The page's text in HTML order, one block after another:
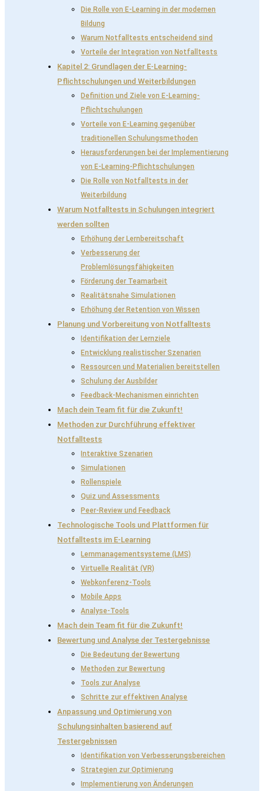
Die Rolle von E-Learning in der modernen
Bildung
Warum Notfalltests entscheidend sind
Vorteile der Integration von Notfalltests
Kapitel 2: Grundlagen der E-Learning-
Pflichtschulungen und Weiterbildungen
Definition und Ziele von E-Learning-
Pflichtschulungen
Vorteile von E-Learning gegenüber
traditionellen Schulungsmethoden
Herausforderungen bei der Implementierung
von E-Learning-Pflichtschulungen
Die Rolle von Notfalltests in der
Weiterbildung
Warum Notfalltests in Schulungen integriert
werden sollten
Erhöhung der Lernbereitschaft
Verbesserung der
Problemlösungsfähigkeiten
Förderung der Teamarbeit
Realitätsnahe Simulationen
Erhöhung der Retention von Wissen
Planung und Vorbereitung von Notfalltests
Identifikation der Lernziele
Entwicklung realistischer Szenarien
Ressourcen und Materialien bereitstellen
Schulung der Ausbilder
Feedback-Mechanismen einrichten
Mach dein Team fit für die Zukunft!
Methoden zur Durchführung effektiver
Notfalltests
Interaktive Szenarien
Simulationen
Rollenspiele
Quiz und Assessments
Peer-Review und Feedback
Technologische Tools und Plattformen für
Notfalltests im E-Learning
Lernmanagementsysteme (LMS)
Virtuelle Realität (VR)
Webkonferenz-Tools
Mobile Apps
Analyse-Tools
Mach dein Team fit für die Zukunft!
Bewertung und Analyse der Testergebnisse
Die Bedeutung der Bewertung
Methoden zur Bewertung
Tools zur Analyse
Schritte zur effektiven Analyse
Anpassung und Optimierung von
Schulungsinhalten basierend auf
Testergebnissen
Identifikation von Verbesserungsbereichen
Strategien zur Optimierung
Implementierung von Änderungen